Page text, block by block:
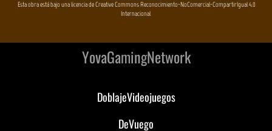
Esta obra está bajo una licencia de Creative Commons Reconocimiento-NoComercial-CompartirIgual 4.0
Internacional
YovaGamingNetwork
DoblajeVideojuegos
DeVuego